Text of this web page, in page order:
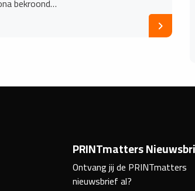
bekroond…
PRINTmatters
Ontvang jij de PRINTmatters
nieuwsbrief al?